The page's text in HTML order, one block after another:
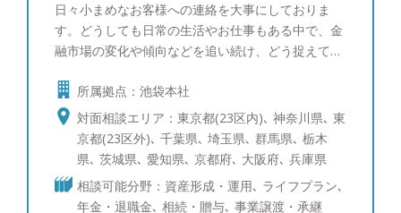
日々小まめなお客様への連絡を大事にしておりま
す。どうしても日常の生活やお仕事もある中で、金
融市場の変化や傾向などを追い続け、どう捉えてい
IFAとしてそういった情報提供を通し、安心して運
用をして頂くことを心掛けております。
所属拠点：池袋本社
対面相談エリア：東京都(23区内)､ 神奈川県､ 東
京都(23区外)､ 千葉県､ 埼玉県､ 群馬県､ 栃木
県､ 茨城県､ 愛知県､ 京都府､ 大阪府､ 兵庫県
相談可能分野：資産形成・運用､ ライフプラン､
年金・退職金､ 相続・贈与､ 事業譲渡・承継